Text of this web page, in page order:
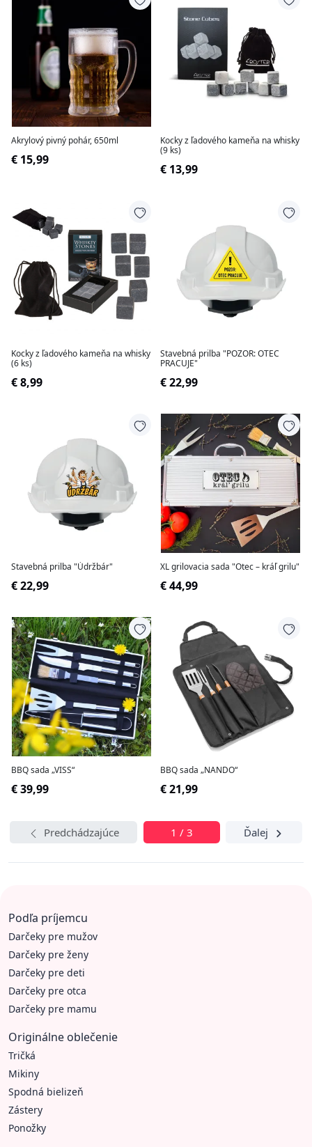
Akrylový pivný pohár, 650ml
€ 15,99
Kocky z ľadového kameňa na whisky
(9 ks)
€ 13,99
Kocky z ľadového kameňa na whisky
(6 ks)
€ 8,99
Stavebná prilba "POZOR: OTEC
PRACUJE"
€ 22,99
Stavebná prilba "Údržbár"
€ 22,99
XL grilovacia sada "Otec – kráľ grilu"
€ 44,99
BBQ sada „VISS“
€ 39,99
BBQ sada „NANDO“
€ 21,99
Predchádzajúce 1 / 3 Ďalej
Podľa príjemcu
Darčeky pre mužov
Darčeky pre ženy
Darčeky pre deti
Darčeky pre otca
Darčeky pre mamu
Originálne oblečenie
Tričká
Mikiny
Spodná bielizeň
Zástery
Ponožky